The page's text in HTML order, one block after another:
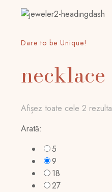
Dare to be Unique!
necklace
Afișez toate cele 2
Arată:
5
9
18
27